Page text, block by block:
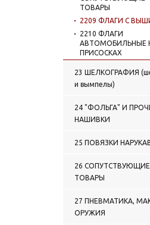
ТОВАРЫ
2209 ФЛАГИ С
2210 ФЛАГИ
АВТОМОБИЛЬНЫЕ
ПРИСОСКАХ
23 ШЕЛКОГРАФИЯ
и вымпелы)
24 "ФОЛЬГА" И
НАШИВКИ
25 ПОВЯЗКИ
26 СОПУТСТВУЮЩИЕ
ТОВАРЫ
27 ПНЕВМАТИКА,
ОРУЖИЯ